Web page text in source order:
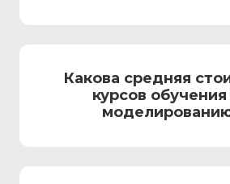
Какова средняя
курсов обучения